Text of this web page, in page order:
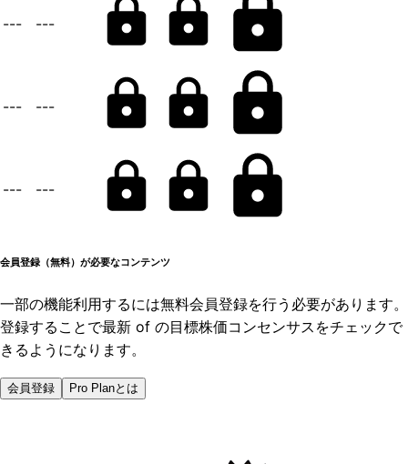
--- ---
--- ---
--- ---
会員登録（無料）が必要なコンテンツ
一部の機能利用するには無料会員登録を行う必要があります。
登録することで最新 of の目標株価コンセンサスをチェックで
きるようになります。
会員登録 Pro Planとは